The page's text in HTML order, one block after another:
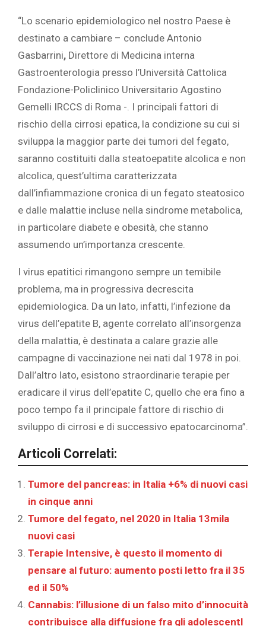
“Lo scenario epidemiologico nel nostro Paese è
destinato a cambiare – conclude Antonio
Gasbarrini, Direttore di Medicina interna
Gastroenterologia presso l’Università Cattolica
Fondazione-Policlinico Universitario Agostino
Gemelli IRCCS di Roma -. I principali fattori di
rischio della cirrosi epatica, la condizione su cui si
sviluppa la maggior parte dei tumori del fegato,
saranno costituiti dalla steatoepatite alcolica e non
alcolica, quest’ultima caratterizzata
dall’infiammazione cronica di un fegato steatosico
e dalle malattie incluse nella sindrome metabolica,
in particolare diabete e obesità, che stanno
assumendo un’importanza crescente.
I virus epatitici rimangono sempre un temibile
problema, ma in progressiva decrescita
epidemiologica. Da un lato, infatti, l’infezione da
virus dell’epatite B, agente correlato all’insorgenza
della malattia, è destinata a calare grazie alle
campagne di vaccinazione nei nati dal 1978 in poi.
Dall’altro lato, esistono straordinarie terapie per
eradicare il virus dell’epatite C, quello che era fino a
poco tempo fa il principale fattore di rischio di
sviluppo di cirrosi e di successivo epatocarcinoma”.
Articoli Correlati:
Tumore del pancreas: in Italia +6% di nuovi casi
in cinque anni
Tumore del fegato, nel 2020 in Italia 13mila
nuovi casi
Terapie Intensive, è questo il momento di
pensare al futuro: aumento posti letto fra il 35
ed il 50%
Cannabis: l’illusione di un falso mito d’innocuità
contribuisce alla diffusione fra gli adolescentI